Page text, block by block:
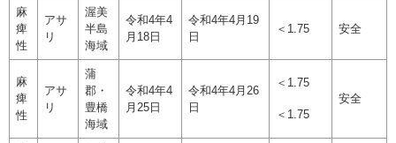
麻
痺
性
アサ
リ
渥美
半島
海域
令和4年4
月18日
令和4年4月19
日
＜1.75 安全
麻
痺
性
アサ
リ
蒲
郡・
豊橋
海域
令和4年4
月25日
令和4年4月26
日
＜1.75
＜1.75
安全